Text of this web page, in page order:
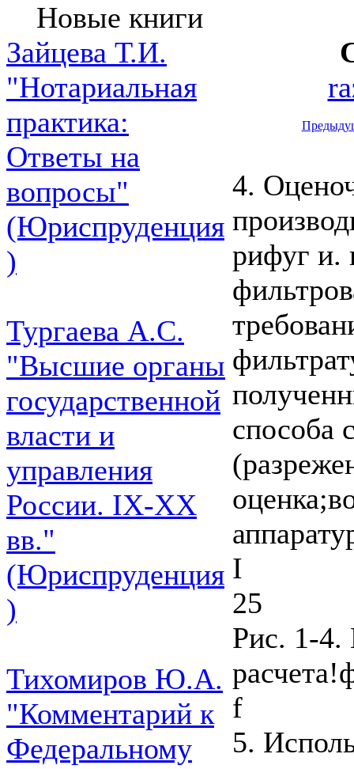
Новые книги
Зайцева Т.И.
"Нотариальная
практика:
Ответы на
вопросы"
(Юриспруденция
)
Тургаева А.С.
"Высшие органы
государственной
власти и
управления
России. IХ-ХХ
вв."
(Юриспруденция
)
Тихомиров Ю.А.
"Комментарий к
Федеральному
4.
рифуг и.
способа
I
25
Рис. 1-4.
f
5.